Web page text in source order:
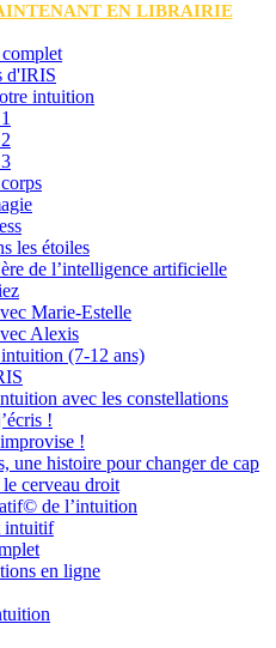
EN LIBRAIRIE
d'IRIS
intuition
les étoiles
de l’intelligence artificielle
Marie-Estelle
Alexis
(7-12 ans)
avec les constellations
!
!
une histoire pour changer de cap
cerveau droit
de l’intuition
intuitif
en ligne